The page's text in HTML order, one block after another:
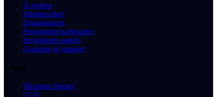
À propos
Infrastructure
Engagements
Programme partenaires
Revendeurs agréés
Contacter le support
Mentions légales
CGV